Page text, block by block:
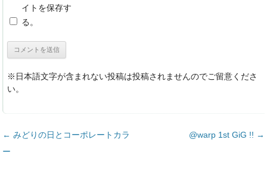
イトを保存す
る。
※日本語文字が含まれない投稿は投稿されませんのでご留意くださ
い。
投稿ナビゲーション
← みどりの日とコーポレートカラ
ー
@warp 1st GiG !! →